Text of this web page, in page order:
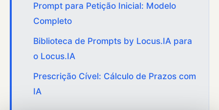
Prompt para Petição Inicial: Modelo
Completo
Biblioteca de Prompts by Locus.IA para
o Locus.IA
Prescrição Cível: Cálculo de Prazos com
IA